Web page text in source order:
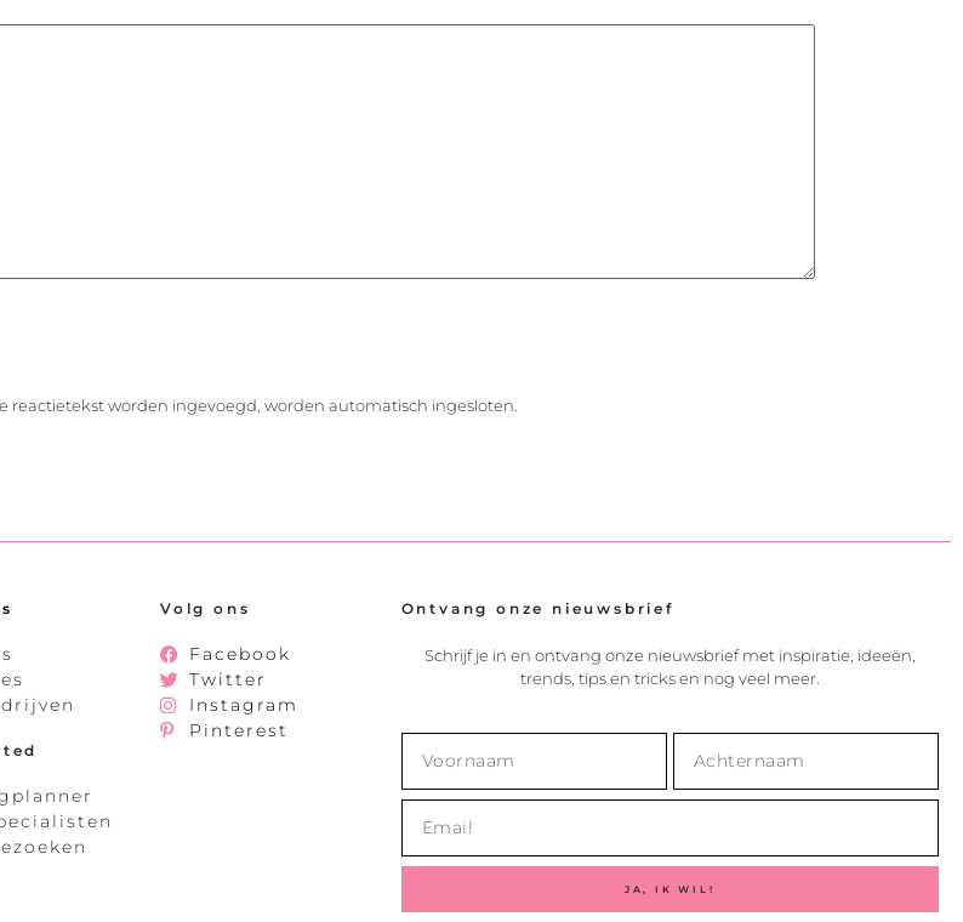
reactietekst worden ingevoegd, worden automatisch ingesloten.
Volg ons
Facebook
Twitter
Instagram
Pinterest
Ontvang onze nieuwsbrief
Schrijf je in en ontvang onze nieuwsbrief met inspiratie, ideeën,
trends, tips en tricks en nog veel meer.
JA, IK WIL!